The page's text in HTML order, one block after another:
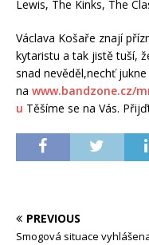
Lewis, The Kinks, The
Václava Košaře znají
kytaristu a tak jistě tuší,
snad nevěděl,nechť jukne
na www.bandzone.cz/
u Těšíme se na Vás.
PREVIOUS
Smogová situace